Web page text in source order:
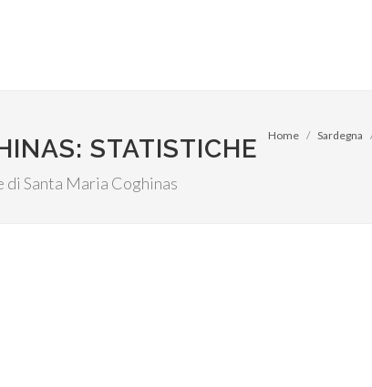
STATISTICHE
Santa Maria Coghinas
Home Sardegna